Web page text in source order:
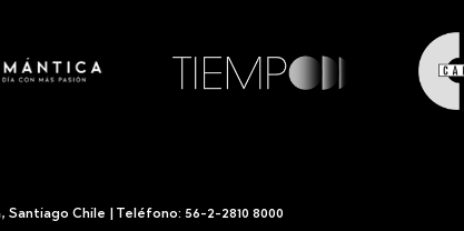
Santiago Chile | Teléfono: 56-2-2810 8000